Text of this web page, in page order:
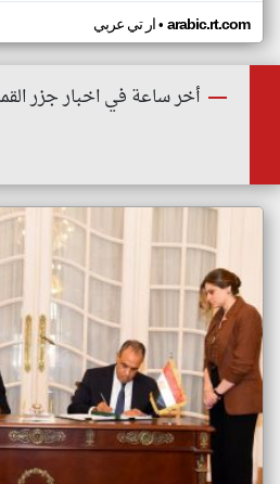
ار تي عربي• arabic.rt.com
أخر ساعة في اخبار جزر